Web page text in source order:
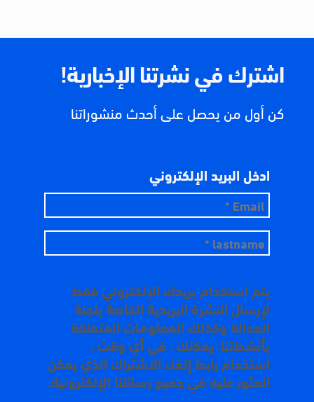
اشترك في نشرتنا الإخبارية!
كن أول من يحصل على أحدث منشوراتنا
ادخل البريد الإلكتروني
يتم استخدام بريدك الإلكتروني فقط
لإرسال النشرة البريدية الخاصة بلجنة
العدالة وكذلك المعلومات المتعلقة
بأنشطتنا. يمكنك ، في أي وقت ،
استخدام رابط إلغاء الاشتراك الذي يمكن
العثور عليه في جميع رسائلنا الإلكترونية.